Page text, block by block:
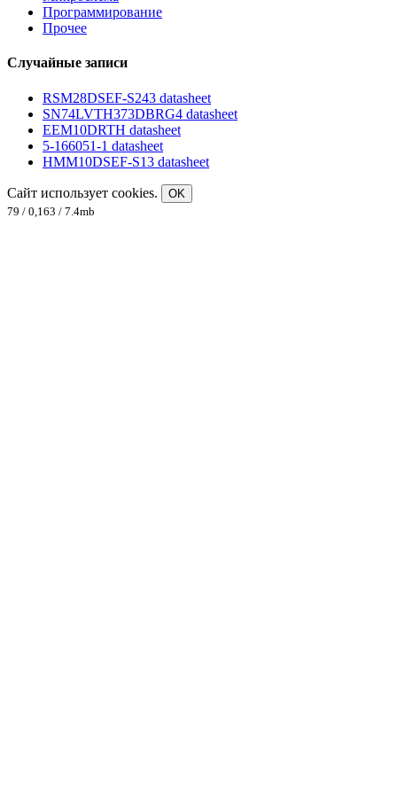
Программирование
Прочее
Случайные записи
RSM28DSEF-S243 datasheet
SN74LVTH373DBRG4 datasheet
EEM10DRTH datasheet
5-166051-1 datasheet
HMM10DSEF-S13 datasheet
Сайт использует cookies.
OK
79 / 0,163 / 7.4mb